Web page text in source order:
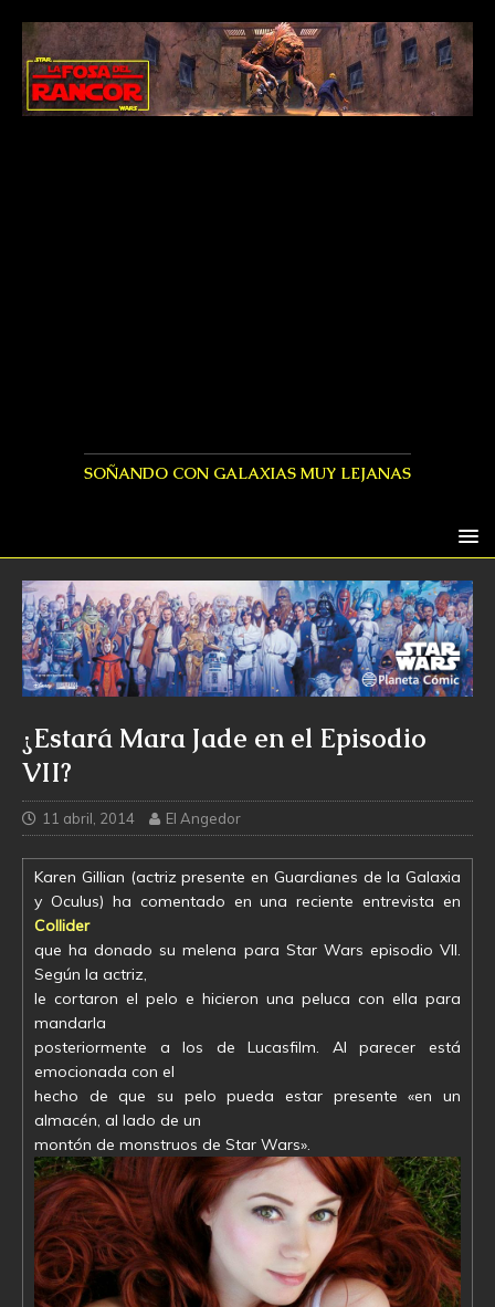
SOÑANDO CON GALAXIAS MUY LEJANAS
¿Estará Mara Jade en el Episodio
VII?
11 abril, 2014 El Angedor
Karen Gillian (actriz presente en Guardianes de la Galaxia
y Oculus) ha comentado en una reciente entrevista en
Collider
que ha donado su melena para Star Wars episodio VII.
Según la actriz,
le cortaron el pelo e hicieron una peluca con ella para
mandarla
posteriormente a los de Lucasfilm. Al parecer está
emocionada con el
hecho de que su pelo pueda estar presente «en un
almacén, al lado de un
montón de monstruos de Star Wars».